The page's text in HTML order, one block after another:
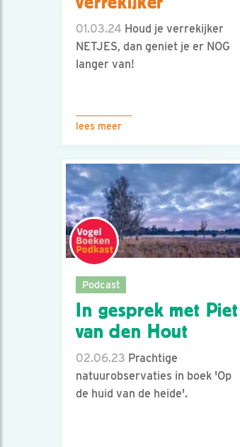
01.03.24 Houd je verrekijker
NETJES, dan geniet je er NOG
langer van!
lees meer
Podcast
In gesprek met Piet
van den Hout
02.06.23 Prachtige
natuurobservaties in boek 'Op
de huid van de heide'.